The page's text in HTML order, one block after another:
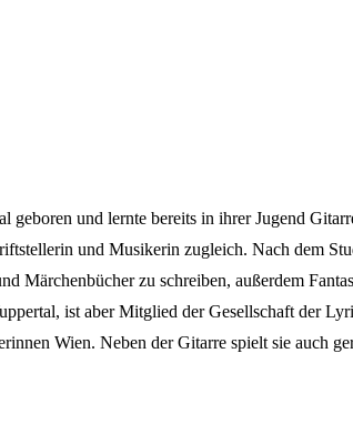
und lernte bereits in ihrer Jugend
und Musikerin zugleich. Nach dem
Märchenbücher zu schreiben, außerdem
ist aber Mitglied der Gesellschaft der
Wien. Neben der Gitarre spielt sie auch